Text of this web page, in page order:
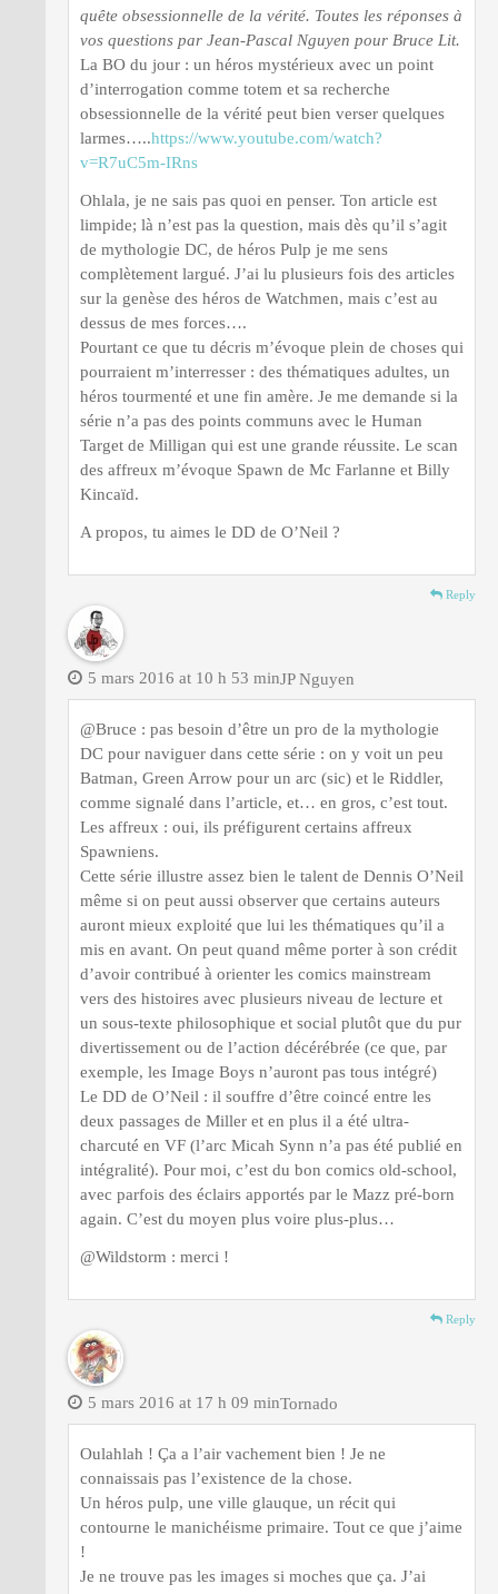
quête obsessionnelle de la vérité. Toutes les réponses à
vos questions par Jean-Pascal Nguyen pour Bruce Lit.
La BO du jour : un héros mystérieux avec un point
d’interrogation comme totem et sa recherche
obsessionnelle de la vérité peut bien verser quelques
larmes…..https://www.youtube.com/watch?
v=R7uC5m-IRns
Ohlala, je ne sais pas quoi en penser. Ton article est
limpide; là n’est pas la question, mais dès qu’il s’agit
de mythologie DC, de héros Pulp je me sens
complètement largué. J’ai lu plusieurs fois des articles
sur la genèse des héros de Watchmen, mais c’est au
dessus de mes forces….
Pourtant ce que tu décris m’évoque plein de choses qui
pourraient m’interresser : des thématiques adultes, un
héros tourmenté et une fin amère. Je me demande si la
série n’a pas des points communs avec le Human
Target de Milligan qui est une grande réussite. Le scan
des affreux m’évoque Spawn de Mc Farlanne et Billy
Kincaïd.
A propos, tu aimes le DD de O’Neil ?
Reply
JP Nguyen
5 mars 2016 at 10 h 53 min
@Bruce : pas besoin d’être un pro de la mythologie
DC pour naviguer dans cette série : on y voit un peu
Batman, Green Arrow pour un arc (sic) et le Riddler,
comme signalé dans l’article, et… en gros, c’est tout.
Les affreux : oui, ils préfigurent certains affreux
Spawniens.
Cette série illustre assez bien le talent de Dennis O’Neil
même si on peut aussi observer que certains auteurs
auront mieux exploité que lui les thématiques qu’il a
mis en avant. On peut quand même porter à son crédit
d’avoir contribué à orienter les comics mainstream
vers des histoires avec plusieurs niveau de lecture et
un sous-texte philosophique et social plutôt que du pur
divertissement ou de l’action décérébrée (ce que, par
exemple, les Image Boys n’auront pas tous intégré)
Le DD de O’Neil : il souffre d’être coincé entre les
deux passages de Miller et en plus il a été ultra-
charcuté en VF (l’arc Micah Synn n’a pas été publié en
intégralité). Pour moi, c’est du bon comics old-school,
avec parfois des éclairs apportés par le Mazz pré-born
again. C’est du moyen plus voire plus-plus…
@Wildstorm : merci !
Reply
Tornado
5 mars 2016 at 17 h 09 min
Oulahlah ! Ça a l’air vachement bien ! Je ne
connaissais pas l’existence de la chose.
Un héros pulp, une ville glauque, un récit qui
contourne le manichéisme primaire. Tout ce que j’aime
!
Je ne trouve pas les images si moches que ça. J’ai